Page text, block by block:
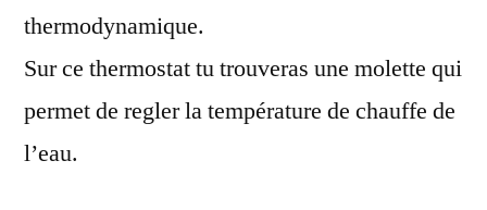
thermodynamique.
Sur ce thermostat tu trouveras une molette qui
permet de regler la température de chauffe de
l’eau.